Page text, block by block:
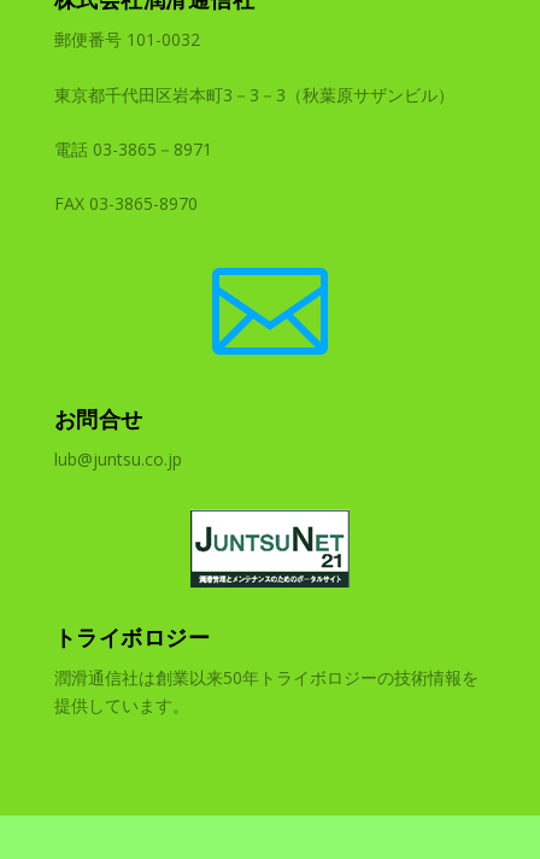
郵便番号 101-0032
東京都千代田区岩本町3－3－3（秋葉原サザンビル）
電話 03-3865－8971
FAX 03-3865-8970

お問合せ
lub@juntsu.co.jp
トライボロジー
潤滑通信社は創業以来50年トライボロジーの技術情報を
提供しています。